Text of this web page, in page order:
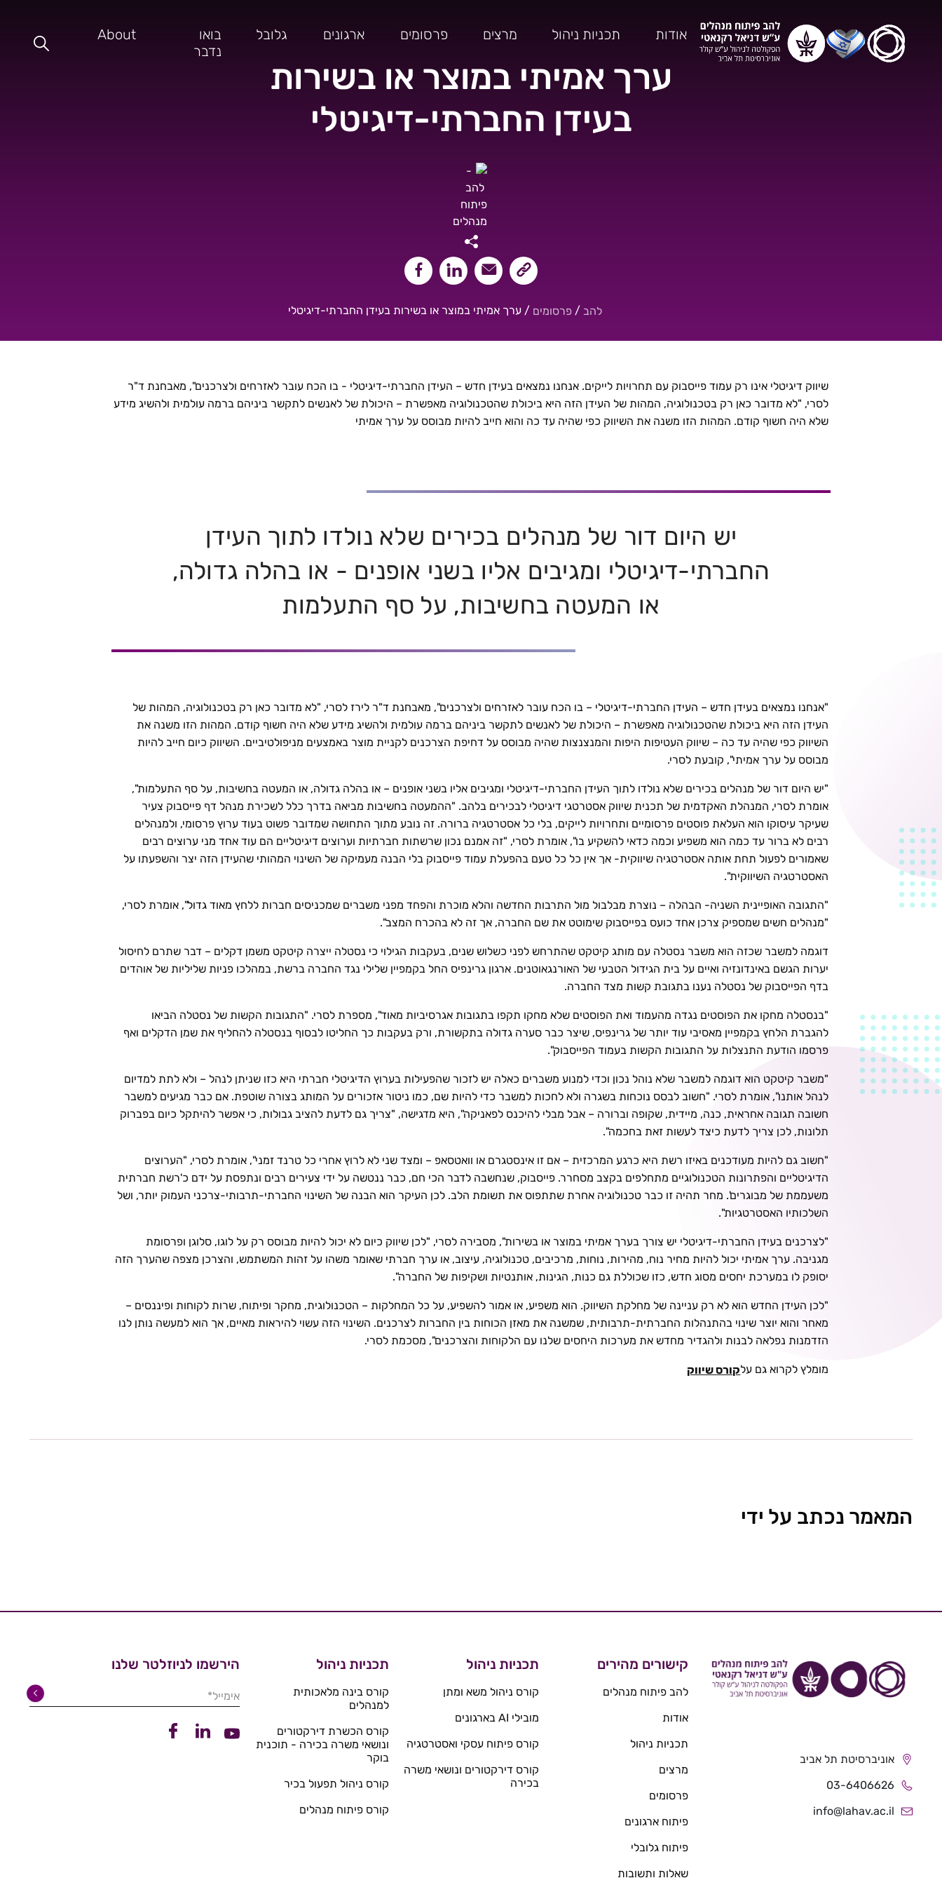
אודות תכניות ניהול מרצים פרסומים ארגונים גלובל
בואו
נדבר
About
ערך אמיתי במוצר או בשירות
בעידן החברתי-דיגיטלי
שיתוף קישור העמוד
שיתוף במיילשיתוף בלינקאדיןשיתוף בפייסבוק
להב /פרסומים /ערך אמיתי במוצר או בשירות בעידן החברתי-דיגיטלי
שיווק דיגיטלי אינו רק עמוד פייסבוק עם תחרויות לייקים. אנחנו נמצאים בעידן חדש – העידן החברתי-דיגיטלי - בו הכח עובר לאזרחים ולצרכנים", מאבחנת ד"ר
לסרי, "לא מדובר כאן רק בטכנולוגיה, המהות של העידן הזה היא ביכולת שהטכנולוגיה מאפשרת – היכולת של לאנשים לתקשר ביניהם ברמה עולמית ולהשיג מידע
שלא היה חשוף קודם. המהות הזו משנה את השיווק כפי שהיה עד כה והוא חייב להיות מבוסס על ערך אמיתי
יש היום דור של מנהלים בכירים שלא נולדו לתוך העידן
החברתי-דיגיטלי ומגיבים אליו בשני אופנים - או בהלה גדולה,
או המעטה בחשיבות, על סף התעלמות
"אנחנו נמצאים בעידן חדש – העידן החברתי-דיגיטלי – בו הכח עובר לאזרחים ולצרכנים", מאבחנת ד"ר לירז לסרי, "לא מדובר כאן רק בטכנולוגיה, המהות של
העידן הזה היא ביכולת שהטכנולוגיה מאפשרת – היכולת של לאנשים לתקשר ביניהם ברמה עולמית ולהשיג מידע שלא היה חשוף קודם. המהות הזו משנה את
השיווק כפי שהיה עד כה – שיווק העטיפות היפות והמנצנצות שהיה מבוסס על דחיפת הצרכנים לקניית מוצר באמצעים מניפולטיביים. השיווק כיום חייב להיות
מבוסס על ערך אמיתי", קובעת לסרי.
"יש היום דור של מנהלים בכירים שלא נולדו לתוך העידן החברתי-דיגיטלי ומגיבים אליו בשני אופנים – או בהלה גדולה, או המעטה בחשיבות, על סף התעלמות",
אומרת לסרי, המנהלת האקדמית של תכנית שיווק אסטרטגי דיגיטלי לבכירים בלהב. "ההמעטה בחשיבות מביאה בדרך כלל לשכירת מנהל דף פייסבוק צעיר
שעיקר עיסוקו הוא העלאת פוסטים פרסומיים ותחרויות לייקים, בלי כל אסטרטגיה ברורה. זה נובע מתוך התחושה שמדובר פשוט בעוד ערוץ פרסומי, ולמנהלים
רבים לא ברור עד כמה הוא משפיע וכמה כדאי להשקיע בו", אומרת לסרי, "זה אמנם נכון שרשתות חברתיות וערוצים דיגיטליים הם עוד אחד מני ערוצים רבים
שאמורים לפעול תחת אותה אסטרטגיה שיווקית- אך אין כל כל טעם בהפעלת עמוד פייסבוק בלי הבנה מעמיקה של השינוי המהותי שהעידן הזה יצר והשפעתו על
האסטרטגיה השיווקית".
"התגובה האופיינית השניה- הבהלה – נוצרת מבלבול מול התרבות החדשה והלא מוכרת והפחד מפני משברים שמכניסים חברות ללחץ מאוד גדול", אומרת לסרי,
"מנהלים חשים שמספיק צרכן אחד כועס בפייסבוק שימוטט את שם החברה, אך זה לא בהכרח המצב".
דוגמה למשבר שכזה הוא משבר נסטלה עם מותג קיטקט שהתרחש לפני כשלוש שנים, בעקבות הגילוי כי נסטלה ייצרה קיטקט משמן דקלים – דבר שתרם לחיסול
יערות הגשם באינדונזיה ואיים על בית הגידול הטבעי של האורנגאוטנים. ארגון גרינפיס החל בקמפיין שלילי נגד החברה ברשת, במהלכו פניות שליליות של אוהדים
בדף הפייסבוק של נסטלה נענו בתגובת קשות מצד החברה.
"בנסטלה מחקו את הפוסטים נגדה מהעמוד ואת הפוסטים שלא מחקו תקפו בתגובות אגרסיביות מאוד", מספרת לסרי. "התגובות הקשות של נסטלה הביאו
להגברת הלחץ בקמפיין מאסיבי עוד יותר של גרינפיס, שיצר כבר סערה גדולה בתקשורת, ורק בעקבות כך החליטו לבסוף בנסטלה להחליף את שמן הדקלים ואף
פרסמו הודעת התנצלות על התגובות הקשות בעמוד הפייסבוק".
"משבר קיטקט הוא דוגמה למשבר שלא נוהל נכון וכדי למנוע משברים כאלה יש לזכור שהפעילות בערוץ הדיגיטלי חברתי היא כזו שניתן לנהל – ולא לתת למדיום
לנהל אותנו", אומרת לסרי. "חשוב לבסס נוכחות בשגרה ולא לחכות למשבר כדי להיות שם, כמו ניטור אזכורים על המותג בצורה שוטפת. אם כבר מגיעים למשבר
חשובה תגובה אחראית, כנה, מיידית, שקופה וברורה – אבל מבלי להיכנס לפאניקה", היא מדגישה, "צריך גם לדעת להציב גבולות, כי אפשר להיתקל כיום בפברוק
תלונות, לכן צריך לדעת כיצד לעשות זאת בחכמה".
"חשוב גם להיות מעודכנים באיזו רשת היא כרגע המרכזית – אם זו אינסטגרם או וואטסאפ – ומצד שני לא לרוץ אחרי כל טרנד זמני", אומרת לסרי, "הערוצים
הדיגיטליים והפתרונות הטכנולוגיים מתחלפים בקצב מסחרר. פייסבוק, שנחשבה לדבר הכי חם, כבר ננטשה על ידי צעירים רבים ונתפסת על ידם כ'רשת חברתית
משעממת של מבוגרים'. מחר תהיה זו כבר טכנולוגיה אחרת שתתפוס את תשומת הלב. לכן העיקר הוא הבנה של השינוי החברתי-תרבותי-צרכני העמוק יותר, ושל
השלכותיו האסטרטגיות".
"לצרכנים בעידן החברתי-דיגיטלי יש צורך בערך אמיתי במוצר או בשירות", מסבירה לסרי, "לכן שיווק כיום לא יכול להיות מבוסס רק על לוגו, סלוגן ופרסומת
מגניבה. ערך אמיתי יכול להיות מחיר נוח, מהירות, נוחות, מרכיבים, טכנולוגיה, עיצוב, או ערך חברתי שאומר משהו על זהות המשתמש, והצרכן מצפה שהערך הזה
יסופק לו במערכת יחסים מסוג חדש, כזו שכוללת גם כנות, הגינות, אותנטיות ושקיפות של החברה".
"לכן העידן החדש הוא לא רק עניינה של מחלקת השיווק. הוא משפיע, או אמור להשפיע, על כל המחלקות – הטכנולוגית, מחקר ופיתוח, שרות לקוחות ופיננסים –
מאחר והוא יוצר שינוי בהתנהלות החברתית-תרבותית, שמשנה את מאזן הכוחות בין החברות לצרכנים. השינוי הזה עשוי להיראות מאיים, אך הוא למעשה נותן לנו
הזדמנות נפלאה לבנות ולהגדיר מחדש את מערכות היחסים שלנו עם הלקוחות והצרכנים", מסכמת לסרי.
מומלץ לקרוא גם עלקורס שיווק
המאמר נכתב על ידי
אוניברסיטת תל אביב
03-6406626
info@lahav.ac.il
קישורים מהירים
להב פיתוח מנהלים
אודות
תכניות ניהול
מרצים
פרסומים
פיתוח ארגונים
פיתוח גלובלי
שאלות ותשובות
תכניות ניהול
קורס ניהול משא ומתן
מובילי AI בארגונים
קורס פיתוח עסקי ואסטרטגיה
קורס דירקטורים ונושאי משרה
בכירה
תכניות ניהול
קורס בינה מלאכותית
למנהלים
קורס הכשרת דירקטורים
ונושאי משרה בכירה - תוכנית
בוקר
קורס ניהול תפעול בכיר
קורס פיתוח מנהלים
הירשמו לניוזלטר שלנו
אימייל*
קישור ליוטיובקישור ללינקדיןקישור לפייסבוק